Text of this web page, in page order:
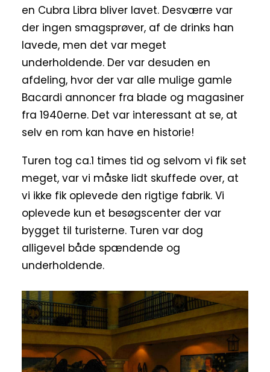
en Cubra Libra bliver lavet. Desværre var
der ingen smagsprøver, af de drinks han
lavede, men det var meget
underholdende. Der var desuden en
afdeling, hvor der var alle mulige gamle
Bacardi annoncer fra blade og magasiner
fra 1940erne. Det var interessant at se, at
selv en rom kan have en historie!
Turen tog ca.1 times tid og selvom vi fik set
meget, var vi måske lidt skuffede over, at
vi ikke fik oplevede den rigtige fabrik. Vi
oplevede kun et besøgscenter der var
bygget til turisterne. Turen var dog
alligevel både spændende og
underholdende.